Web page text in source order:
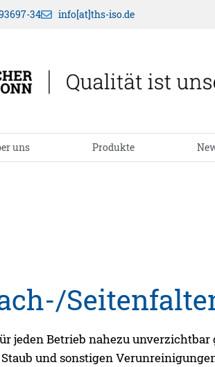
34 info[at]ths-iso.de
uns Produkte
jeden Betrieb nahezu
und sonstigen